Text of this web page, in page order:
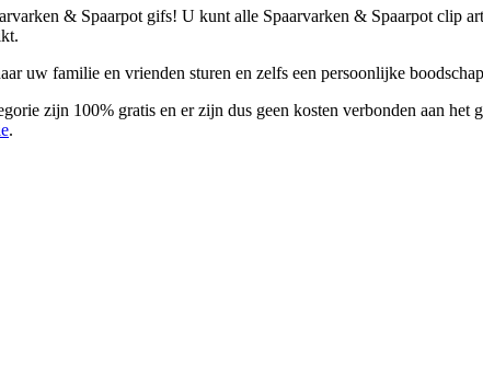
& Spaarpot gifs! U kunt alle Spaarvarken & Spaarpot clip
uw familie en vrienden sturen en zelfs een persoonlijke
zijn 100% gratis en er zijn dus geen kosten verbonden aan
.